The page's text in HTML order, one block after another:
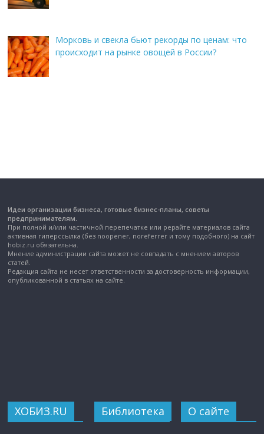
Морковь и свекла бьют рекорды по ценам: что
происходит на рынке овощей в России?
Идеи организации бизнеса, готовые бизнес-планы, советы
предпринимателям.
При полной и/или частичной перепечатке или рерайте материалов сайта
активная гиперссылка (без noopener, noreferrer и тому подобного) на сайт
hobiz.ru обязательна.
Мнение администрации сайта может не совпадать с мнением авторов
статей.
Редакция сайта не несет ответственности за достоверность информации,
опубликованной в статьях на сайте.
ХОБИЗ.RU Библиотека О сайте